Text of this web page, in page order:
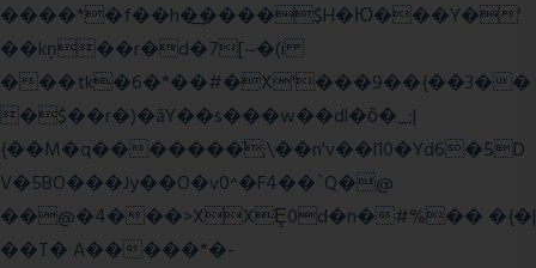
����*�f��h�͢����$H�Ю���Y�'
��kņ��r�d�7[~�(i
���tk�6�*��#�X'���9��{��3��
�$��r�)�āY��s���w��dl�ȏ�_;|
{��M�q�������̆;\��n'v��l10�Yd6�5D
V�5BO���Jy��O�v0^�F4��`Q�@
��@�4���>XXȨ0d�n�#%�� �{�|
��T� A�����*�-